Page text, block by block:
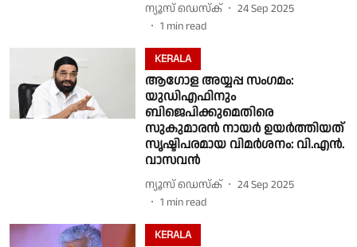
ന്യൂസ് ഡെസ്ക്
24 Sep 2025
1 min read
KERALA
ആഗോള അയ്യപ്പ സംഗമം:
യുഡിഎഫിനും
ബിജെപിക്കുമെതിരെ
സുകുമാരൻ നായർ ഉയർത്തിയത്
സൃഷ്ടിപരമായ വിമർശനം: വി.എൻ.
വാസവൻ
ന്യൂസ് ഡെസ്ക്
24 Sep 2025
1 min read
KERALA